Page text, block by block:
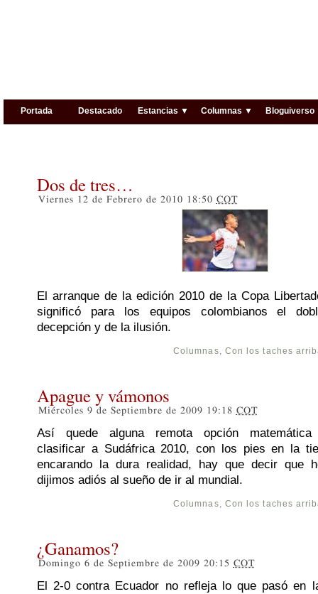
Portada Destacado Estancias ▼ Columnas ▼ Bloguiverso
Dos de tres…
Viernes 12 de Febrero de 2010 18:50 COT
El arranque de la edición 2010 de la Copa
significó para los equipos colombianos el
decepción y de la ilusión.
Columnas, Con los taches
Apague y vámonos
Miércoles 9 de Septiembre de 2009 19:18 COT
Así quede alguna remota opción matemática
clasificar a Sudáfrica 2010, con los pies en la
encarando la dura realidad, hay que decir que
dijimos adiós al sueño de ir al mundial.
Columnas, Con los taches
¿Ganamos?
Domingo 6 de Septiembre de 2009 20:15 COT
El 2-0 contra Ecuador no refleja lo que pasó en